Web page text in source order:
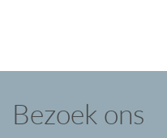
Bezoek ons